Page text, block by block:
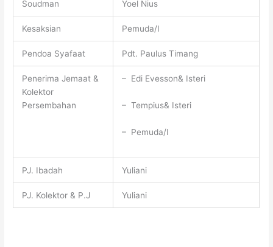
Soudman Yoel Nius
Kesaksian Pemuda/I
Pendoa Syafaat Pdt. Paulus Timang
Penerima Jemaat &
Kolektor
Persembahan
– Edi Evesson& Isteri
– Tempius& Isteri
– Pemuda/I
PJ. Ibadah Yuliani
PJ. Kolektor & P.J Yuliani